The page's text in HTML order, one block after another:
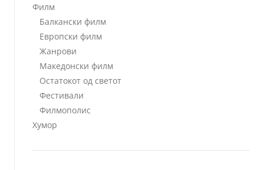
Филм
Балкански филм
Европски филм
Жанрови
Македонски филм
Остатокот од светот
Фестивали
Филмополис
Хумор